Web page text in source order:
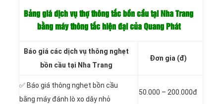
Bảng giá dịch vụ thợ thông tắc bồn cầu tại Nha Trang
bằng máy thông tắc hiện đại của Quang Phát
Báo giá các dịch vụ thông nghẹt
bồn cầu tại Nha Trang
Đơn gia (đ)
✅ Báo giá thông nghẹt bồn cầu
bằng máy đánh lò xo dây nhỏ
50.000 – 200.000đ